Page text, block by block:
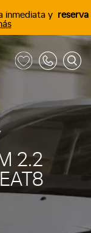
inmediata y
reserva
2.2